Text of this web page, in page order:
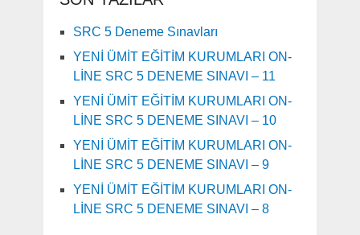
SRC 5 Deneme Sınavları
YENİ ÜMİT EĞİTİM KURUMLARI ON-
LİNE SRC 5 DENEME SINAVI – 11
YENİ ÜMİT EĞİTİM KURUMLARI ON-
LİNE SRC 5 DENEME SINAVI – 10
YENİ ÜMİT EĞİTİM KURUMLARI ON-
LİNE SRC 5 DENEME SINAVI – 9
YENİ ÜMİT EĞİTİM KURUMLARI ON-
LİNE SRC 5 DENEME SINAVI – 8